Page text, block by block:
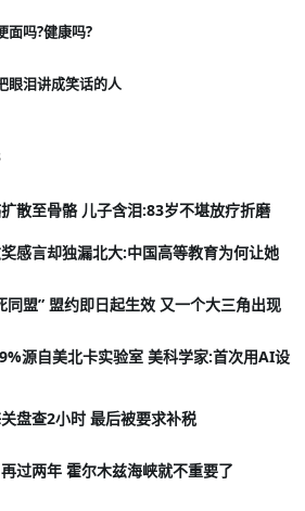
面吗?健康吗?
眼泪讲成笑话的人
散至骨骼 儿子含泪:83岁不堪放疗折磨
感言却独漏北大:中国高等教育为何让她
同盟” 盟约即日起生效 又一个大三角出现
源自美北卡实验室 美科学家:首次用AI设
盘查2小时 最后被要求补税
过两年 霍尔木兹海峡就不重要了